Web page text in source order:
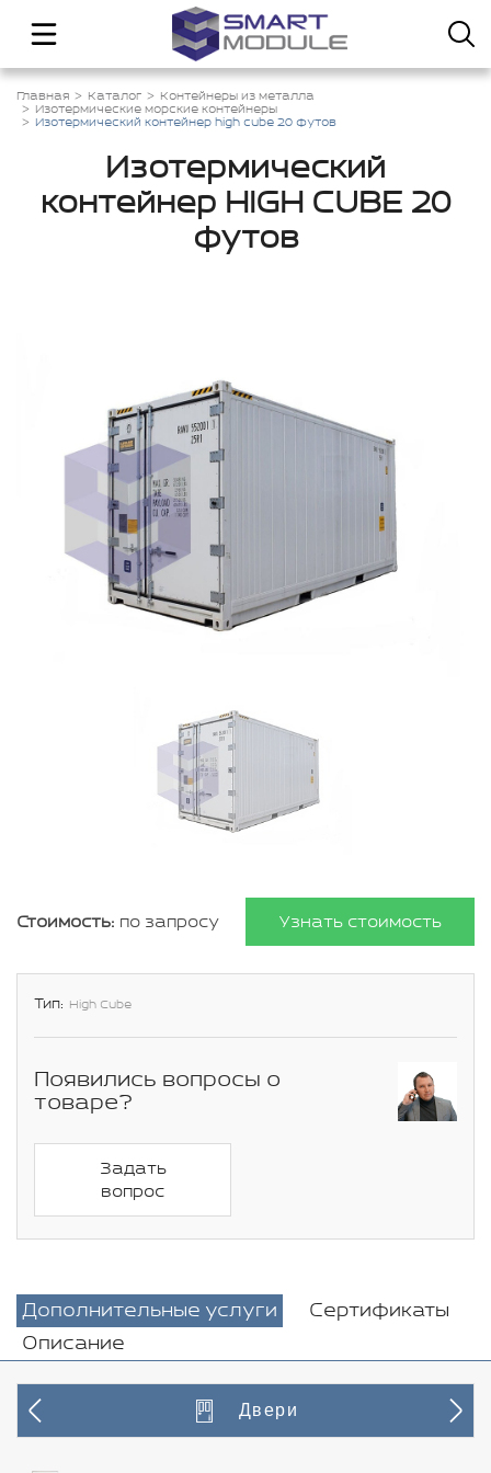
Главная Каталог
Контейнеры из металла
Изотермические морские контейнеры
Изотермический контейнер high cube 20 футов
Изотермический
контейнер HIGH CUBE 20
футов
Стоимость: по запросу Узнать стоимость
Тип: High Cube
Появились вопросы о
товаре?
Задать
вопрос
Дополнительные услуги
Сертификаты
Описание
Двери